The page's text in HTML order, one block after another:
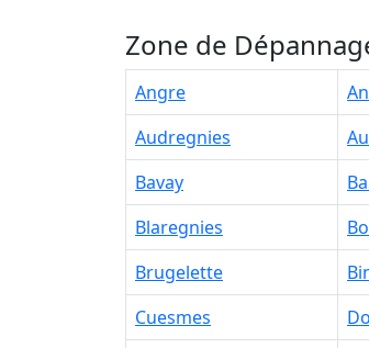
Zone de
Angre
Audregnies
Bavay
Blaregnies
Brugelette
Cuesmes